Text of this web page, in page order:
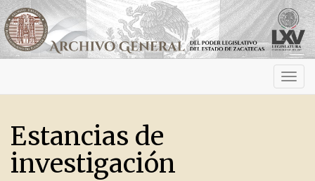
Estancias de
investigación